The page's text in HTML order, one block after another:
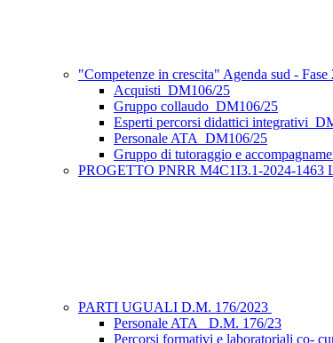
"Competenze in crescita" Agenda sud -
Acquisti_DM106/25
Gruppo collaudo_DM106/25
Esperti percorsi didattici
Personale ATA_DM106/25
Gruppo di tutoraggio e
PROGETTO PNRR M4C1I3.1-2024-1463
PARTI UGUALI D.M. 176/2023
Personale ATA_ D.M. 176/23
Percorsi formativi e laboratoriali co-